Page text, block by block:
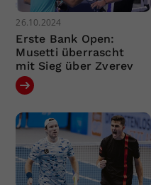
26.10.2024
Erste Bank Open:
Musetti überrascht
mit Sieg über Zverev